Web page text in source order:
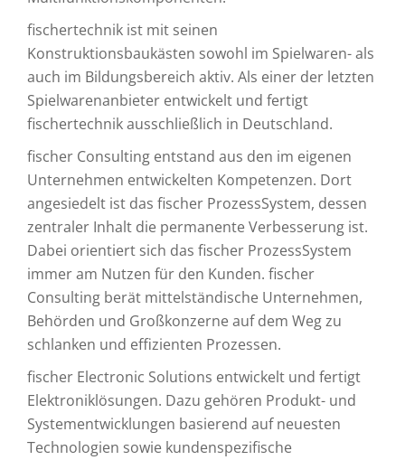
fischertechnik ist mit seinen
Konstruktionsbaukästen sowohl im Spielwaren- als
auch im Bildungsbereich aktiv. Als einer der letzten
Spielwarenanbieter entwickelt und fertigt
fischertechnik ausschließlich in Deutschland.
fischer Consulting entstand aus den im eigenen
Unternehmen entwickelten Kompetenzen. Dort
angesiedelt ist das fischer ProzessSystem, dessen
zentraler Inhalt die permanente Verbesserung ist.
Dabei orientiert sich das fischer ProzessSystem
immer am Nutzen für den Kunden. fischer
Consulting berät mittelständische Unternehmen,
Behörden und Großkonzerne auf dem Weg zu
schlanken und effizienten Prozessen.
fischer Electronic Solutions entwickelt und fertigt
Elektroniklösungen. Dazu gehören Produkt- und
Systementwicklungen basierend auf neuesten
Technologien sowie kundenspezifische